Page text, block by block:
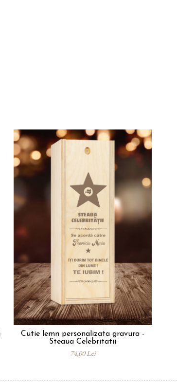
Cutie lemn personalizata gravura -
Steaua Celebritatii
74,00 Lei